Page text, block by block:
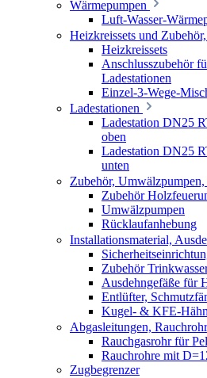
Wärmepumpen
Luft-Wasser-
Heizkreissets und
Heizkreissets
Anschlusszubehör
Ladestationen
Einzel-3-Wege-
Ladestationen
Ladestation DN25
oben
Ladestation DN25
unten
Zubehör,
Zubehör
Umwälzpumpen
Rücklaufanhebung
Installationsmaterial,
Zubehör
Ausdehngefäße für
Entlüfter,
Kugel- & KFE-
Abgasleitungen,
Rauchgasrohr für
Rauchrohre mit
Zugbegrenzer